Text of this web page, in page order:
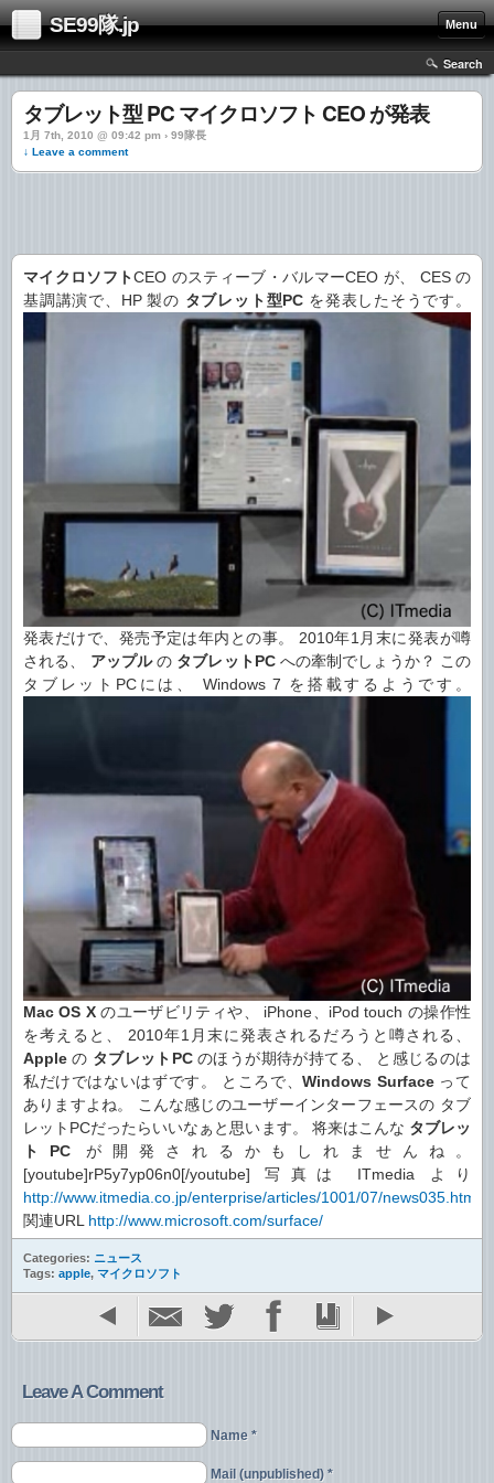
SE99隊.jp Menu
Search
タブレット型 PC マイクロソフト CEO が発表
1月 7th, 2010 @ 09:42 pm › 99隊長
↓ Leave a comment
マイクロソフトCEO のスティーブ・バルマーCEO が、 CES の
基調講演で、HP 製の タブレット型PC を発表したそうです。
発表だけで、発売予定は年内との事。 2010年1月末に発表が噂
される、 アップルの タブレットPCへの牽制でしょうか？ この
タブレットPCには、 Windows 7 を搭載するようです。
Mac OS Xのユーザビリティや、 iPhone、iPod touch の操作性
を考えると、 2010年1月末に発表されるだろうと噂される、
Apple の タブレットPCのほうが期待が持てる、 と感じるのは
私だけではないはずです。 ところで、Windows Surfaceって
ありますよね。 こんな感じのユーザーインターフェースの タブ
レットPCだったらいいなぁと思います。 将来はこんな タブレッ
トPCが開発されるかもしれませんね。
[youtube]rP5y7yp06n0[/youtube] 写真は ITmedia より
http://www.itmedia.co.jp/enterprise/articles/1001/07/news035.html
関連URL http://www.microsoft.com/surface/
Categories: ニュース
Tags: apple, マイクロソフト
Leave A Comment
Name *
Mail (unpublished) *